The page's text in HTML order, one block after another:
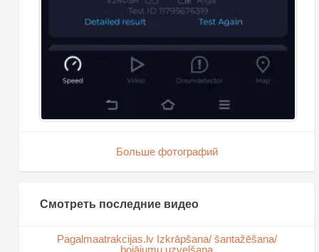
Больше фотографий
Смотреть последние видео
Pagalmaatrakcijas.lv Izkrāpšana/ šantažēšana/
bojājumu uzvelšana